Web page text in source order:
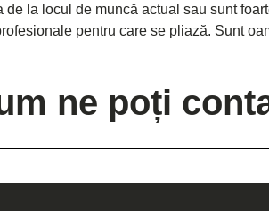
la locul de muncă actual sau sunt
pentru care se pliază. Sunt
ne poți